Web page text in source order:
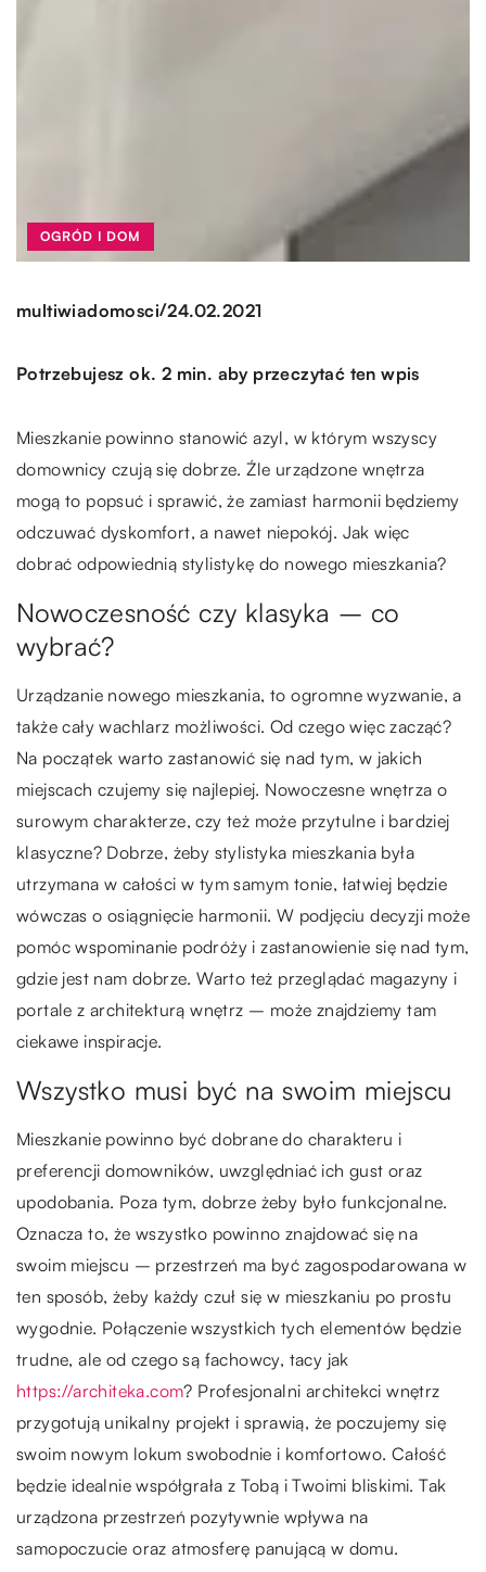
OGRÓD I DOM
multiwiadomosci/24.02.2021
Potrzebujesz ok. 2 min. aby przeczytać ten wpis
Mieszkanie powinno stanowić azyl, w którym wszyscy
domownicy czują się dobrze. Źle urządzone wnętrza
mogą to popsuć i sprawić, że zamiast harmonii będziemy
odczuwać dyskomfort, a nawet niepokój. Jak więc
dobrać odpowiednią stylistykę do nowego mieszkania?
Nowoczesność czy klasyka – co
wybrać?
Urządzanie nowego mieszkania, to ogromne wyzwanie, a
także cały wachlarz możliwości. Od czego więc zacząć?
Na początek warto zastanowić się nad tym, w jakich
miejscach czujemy się najlepiej. Nowoczesne wnętrza o
surowym charakterze, czy też może przytulne i bardziej
klasyczne? Dobrze, żeby stylistyka mieszkania była
utrzymana w całości w tym samym tonie, łatwiej będzie
wówczas o osiągnięcie harmonii. W podjęciu decyzji może
pomóc wspominanie podróży i zastanowienie się nad tym,
gdzie jest nam dobrze. Warto też przeglądać magazyny i
portale z architekturą wnętrz – może znajdziemy tam
ciekawe inspiracje.
Wszystko musi być na swoim miejscu
Mieszkanie powinno być dobrane do charakteru i
preferencji domowników, uwzględniać ich gust oraz
upodobania. Poza tym, dobrze żeby było funkcjonalne.
Oznacza to, że wszystko powinno znajdować się na
swoim miejscu – przestrzeń ma być zagospodarowana w
ten sposób, żeby każdy czuł się w mieszkaniu po prostu
wygodnie. Połączenie wszystkich tych elementów będzie
trudne, ale od czego są fachowcy, tacy jak
https://architeka.com? Profesjonalni architekci wnętrz
przygotują unikalny projekt i sprawią, że poczujemy się
swoim nowym lokum swobodnie i komfortowo. Całość
będzie idealnie współgrała z Tobą i Twoimi bliskimi. Tak
urządzona przestrzeń pozytywnie wpływa na
samopoczucie oraz atmosferę panującą w domu.